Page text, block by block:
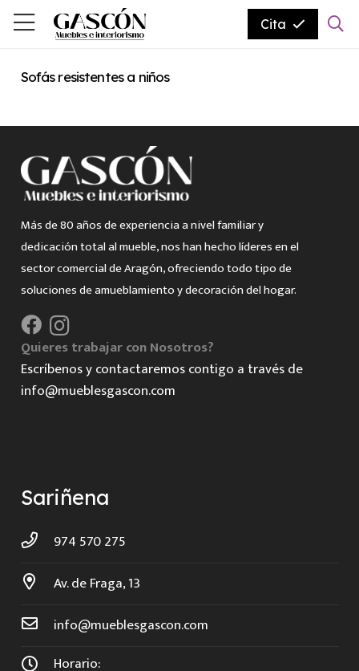
Cita
Sofás resistentes a niños
Más de 80 años de experiencia a nivel familiar y
dedicación total al mueble, nos han hecho líderes en el
sector comercial de Aragón, ofreciendo todo tipo de
soluciones de amueblamiento y decoración del hogar.
Quieres trabajar con Nosotros?
Escríbenos y contactaremos contigo a través de
info@mueblesgascon.com
Sariñena
974 570 275
Av. de Fraga, 13
info@mueblesgascon.com
Horario: